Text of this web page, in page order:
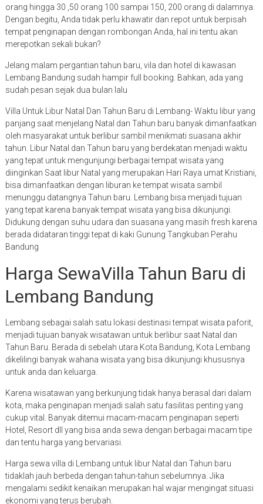
orang hingga 30 ,50 orang 100 sampai 150, 200 orang di dalamnya.
Dengan begitu, Anda tidak perlu khawatir dan repot untuk berpisah
tempat penginapan dengan rombongan Anda, hal ini tentu akan
merepotkan sekali bukan?
Jelang malam pergantian tahun baru, vila dan hotel di kawasan
Lembang Bandung sudah hampir full booking. Bahkan, ada yang
sudah pesan sejak dua bulan lalu
Villa Untuk Libur Natal Dan Tahun Baru di Lembang- Waktu libur yang
panjang saat menjelang Natal dan Tahun baru banyak dimanfaatkan
oleh masyarakat untuk berlibur sambil menikmati suasana akhir
tahun. Libur Natal dan Tahun baru yang berdekatan menjadi waktu
yang tepat untuk mengunjungi berbagai tempat wisata yang
diinginkan Saat libur Natal yang merupakan Hari Raya umat Kristiani,
bisa dimanfaatkan dengan liburan ke tempat wisata sambil
menunggu datangnya Tahun baru. Lembang bisa menjadi tujuan
yang tepat karena banyak tempat wisata yang bisa dikunjungi.
Didukung dengan suhu udara dan suasana yang masih fresh karena
berada didataran tinggi tepat di kaki Gunung Tangkuban Perahu
Bandung
Harga SewaVilla Tahun Baru di
Lembang Bandung
Lembang sebagai salah satu lokasi destinasi tempat wisata paforit,
menjadi tujuan banyak wisatawan untuk berlibur saat Natal dan
Tahun Baru. Berada di sebelah utara Kota Bandung, Kota Lembang
dikelilingi banyak wahana wisata yang bisa dikunjungi khususnya
untuk anda dan keluarga.
Karena wisatawan yang berkunjung tidak hanya berasal dari dalam
kota, maka penginapan menjadi salah satu fasilitas penting yang
cukup vital. Banyak ditemui macam-macam penginapan seperti
Hotel, Resort dll yang bisa anda sewa dengan berbagai macam tipe
dan tentu harga yang bervariasi.
Harga sewa villa di Lembang untuk libur Natal dan Tahun baru
tidaklah jauh berbeda dengan tahun-tahun sebelumnya. Jika
mengalami sedikit kenaikan merupakan hal wajar mengingat situasi
ekonomi yang terus berubah.